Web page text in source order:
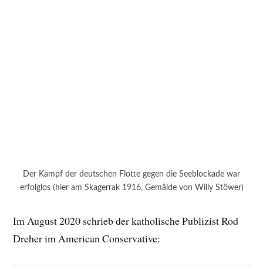
Der Kampf der deutschen Flotte gegen die Seeblockade war
erfolglos (hier am Skagerrak 1916, Gemälde von Willy Stöwer)
Im August 2020 schrieb der katholische Publizist Rod
Dreher im American Conservative: